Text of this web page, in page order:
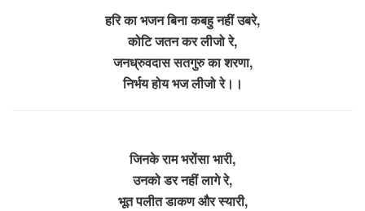
हरि का भजन बिना कबहु नहीं उबरे,
कोटि जतन कर लीजो रे,
जनध्रुवदास सतगुरु का शरणा,
निर्भय होय भज लीजो रे।।
जिनके राम भरोंसा भारी,
उनको डर नहीं लागे रे,
भूत पलीत डाकण और स्यारी,